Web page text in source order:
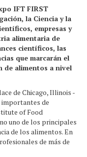
IFT FIRST
la Ciencia y la
empresas y
alimentaria de
científicos, las
que marcarán el
de alimentos a nivel
de Chicago, Illinois -
importantes de
of Food
uno de los principales
de los alimentos. En
de más de